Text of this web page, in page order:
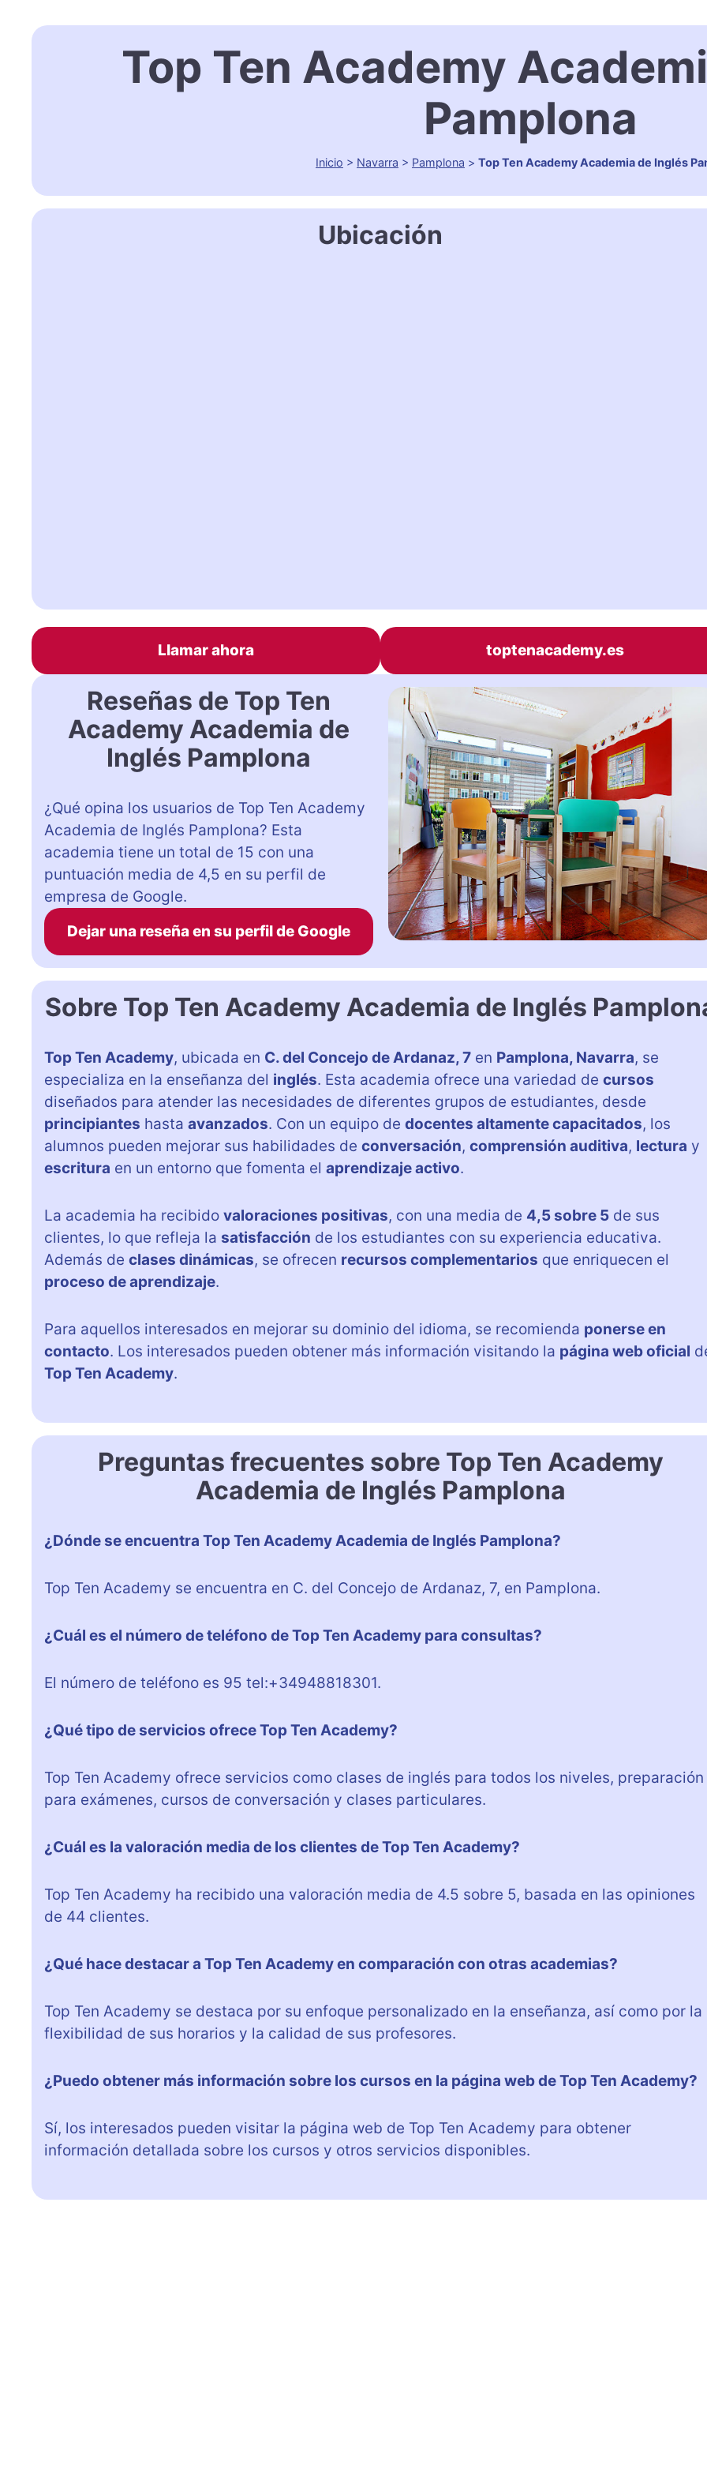
Top Ten Academy
Pamplona
Inicio > Navarra > Pamplona > Top Ten Academy Academia de Inglés
Ubicación
Llamar ahora toptenacademy.es
Reseñas de Top Ten
Academy Academia de
Inglés Pamplona
¿Qué opina los usuarios de Top Ten Academy
Academia de Inglés Pamplona? Esta
academia tiene un total de 15 con una
puntuación media de 4,5 en su perfil de
empresa de Google.
Dejar una reseña en su perfil de Google
Sobre Top Ten Academy Academia de Inglés
Top Ten Academy, ubicada en C. del Concejo de Ardanaz, 7 en Pamplona, Navarra, se
especializa en la enseñanza del inglés. Esta academia ofrece una variedad de cursos
diseñados para atender las necesidades de diferentes grupos de estudiantes, desde
principiantes hasta avanzados. Con un equipo de docentes altamente capacitados, los
alumnos pueden mejorar sus habilidades de conversación, comprensión auditiva, lectura y
escritura en un entorno que fomenta el aprendizaje activo.
La academia ha recibido valoraciones positivas, con una media de 4,5 sobre 5 de sus
clientes, lo que refleja la satisfacción de los estudiantes con su experiencia educativa.
Además de clases dinámicas, se ofrecen recursos complementarios que enriquecen el
proceso de aprendizaje.
Para aquellos interesados en mejorar su dominio del idioma, se recomienda ponerse en
contacto. Los interesados pueden obtener más información visitando la página web oficial
Top Ten Academy.
Preguntas frecuentes sobre Top Ten Academy
Academia de Inglés Pamplona
¿Dónde se encuentra Top Ten Academy Academia de Inglés Pamplona?
Top Ten Academy se encuentra en C. del Concejo de Ardanaz, 7, en Pamplona.
¿Cuál es el número de teléfono de Top Ten Academy para consultas?
El número de teléfono es 95 tel:+34948818301.
¿Qué tipo de servicios ofrece Top Ten Academy?
Top Ten Academy ofrece servicios como clases de inglés para todos los niveles, preparación
para exámenes, cursos de conversación y clases particulares.
¿Cuál es la valoración media de los clientes de Top Ten Academy?
Top Ten Academy ha recibido una valoración media de 4.5 sobre 5, basada en las opiniones
de 44 clientes.
¿Qué hace destacar a Top Ten Academy en comparación con otras academias?
Top Ten Academy se destaca por su enfoque personalizado en la enseñanza, así como por la
flexibilidad de sus horarios y la calidad de sus profesores.
¿Puedo obtener más información sobre los cursos en la página web de Top Ten Academy?
Sí, los interesados pueden visitar la página web de Top Ten Academy para obtener
información detallada sobre los cursos y otros servicios disponibles.